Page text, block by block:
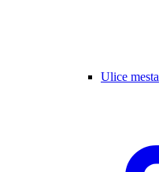
Ulice mesta